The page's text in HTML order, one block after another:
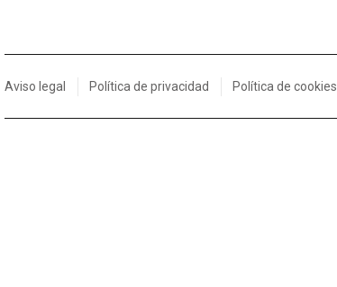
Aviso legal Política de privacidad Política de cookies